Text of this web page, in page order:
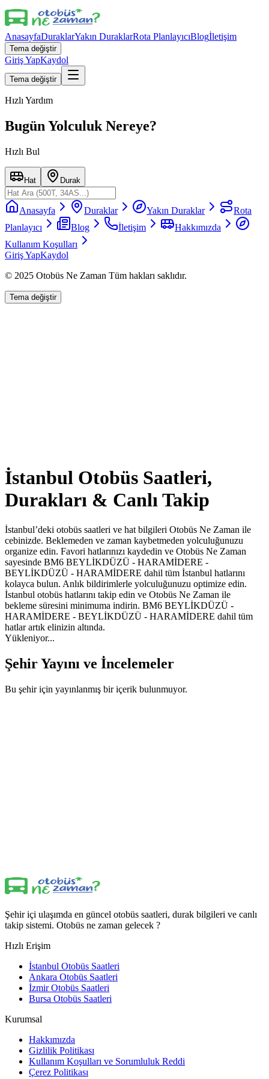
AnasayfaDuraklarYakın DuraklarRota PlanlayıcıBlogİletişim
Tema değiştir
Giriş YapKaydol
Tema değiştir
Hızlı Yardım
Bugün Yolculuk Nereye?
Hızlı Bul
Hat Durak
Anasayfa Duraklar Yakın Duraklar
Rota
Planlayıcı
Blog İletişim
Hakkımızda
Kullanım Koşulları
Giriş YapKaydol
© 2025 Otobüs Ne Zaman Tüm hakları saklıdır.
Tema değiştir
İstanbul Otobüs Saatleri,
Durakları & Canlı Takip
İstanbul’deki otobüs saatleri ve hat bilgileri Otobüs Ne Zaman ile
cebinizde. Beklemeden ve zaman kaybetmeden yolculuğunuzu
organize edin. Favori hatlarınızı kaydedin ve Otobüs Ne Zaman
sayesinde BM6 BEYLİKDÜZÜ - HARAMİDERE -
BEYLİKDÜZÜ - HARAMİDERE dahil tüm İstanbul hatlarını
kolayca bulun. Anlık bildirimlerle yolculuğunuzu optimize edin.
İstanbul otobüs hatlarını takip edin ve Otobüs Ne Zaman ile
bekleme süresini minimuma indirin. BM6 BEYLİKDÜZÜ -
HARAMİDERE - BEYLİKDÜZÜ - HARAMİDERE dahil tüm
hatlar artık elinizin altında.
Yükleniyor...
Şehir Yayını ve İncelemeler
Bu şehir için yayınlanmış bir içerik bulunmuyor.
Şehir içi ulaşımda en güncel otobüs saatleri, durak bilgileri ve canlı
takip sistemi. Otobüs ne zaman gelecek ?
Hızlı Erişim
İstanbul Otobüs Saatleri
Ankara Otobüs Saatleri
İzmir Otobüs Saatleri
Bursa Otobüs Saatleri
Kurumsal
Hakkımızda
Gizlilik Politikası
Kullanım Koşulları ve Sorumluluk Reddi
Çerez Politikası